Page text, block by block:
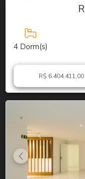
4 Dorm(s)
R$ 6.404.411,00